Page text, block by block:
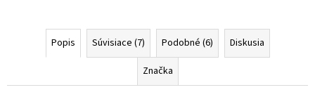
Popis Súvisiace (7) Podobné (6)
Diskusia
Značka